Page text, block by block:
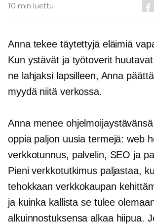
10 min luettu
Anna tekee täytettyjä eläimiä
Kun ystävät ja työtoverit
ne lahjaksi lapsilleen, Anna
myydä niitä verkossa.
Anna menee
oppia paljon uusia termejä: web
verkkotunnus, palvelin, SEO ja
Pieni verkkotutkimus paljastaa,
tehokkaan verkkokaupan
ja kuinka kallista se tulee
alkuinnostuksensa alkaa hiipua.